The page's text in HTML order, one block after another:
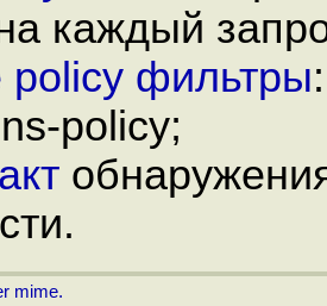
каждый
policy фильтры
policy;
mime.